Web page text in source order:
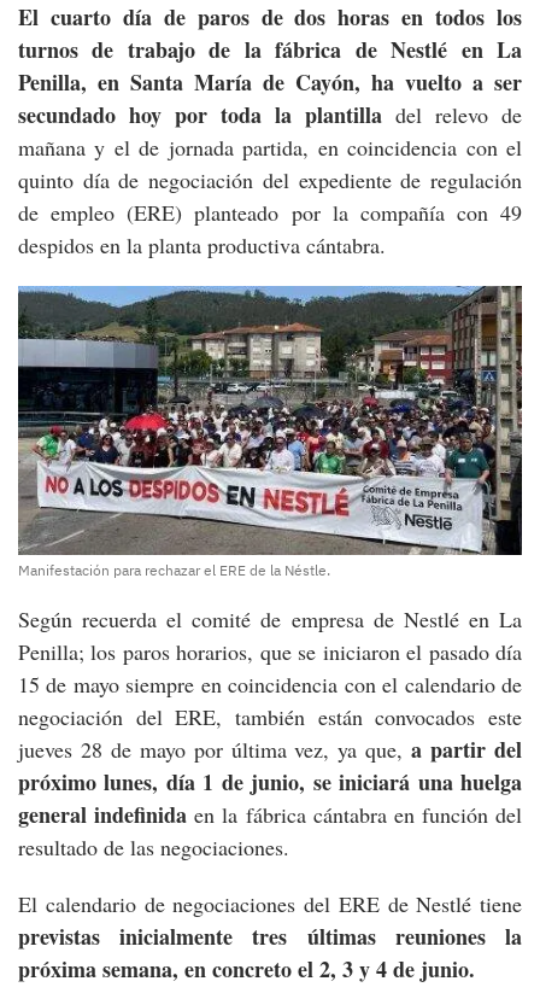
El cuarto día de paros de dos horas en todos los
turnos de trabajo de la fábrica de Nestlé en La
Penilla, en Santa María de Cayón, ha vuelto a ser
secundado hoy por toda la plantilla del relevo de
mañana y el de jornada partida, en coincidencia con el
quinto día de negociación del expediente de regulación
de empleo (ERE) planteado por la compañía con 49
despidos en la planta productiva cántabra.
Manifestación para rechazar el ERE de la Néstle.
Según recuerda el comité de empresa de Nestlé en La
Penilla; los paros horarios, que se iniciaron el pasado día
15 de mayo siempre en coincidencia con el calendario de
negociación del ERE, también están convocados este
jueves 28 de mayo por última vez, ya que,a partir del
próximo lunes, día 1 de junio, se iniciará una huelga
general indefinidaen la fábrica cántabra en función del
resultado de las negociaciones.
El calendario de negociaciones del ERE de Nestlé tiene
previstas inicialmente tres últimas reuniones la
próxima semana, en concreto el 2, 3 y 4 de junio.